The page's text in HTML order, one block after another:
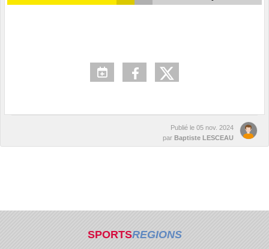
Publié le 05 nov. 2024
par Baptiste LESCEAU
SPORTSREGIONS